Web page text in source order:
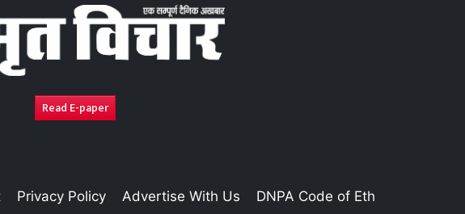
Read E-paper
Privacy Policy Advertise With Us DNPA Code of Ethics